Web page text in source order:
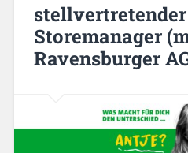
stellvertretender
Storemanager
Ravensburger